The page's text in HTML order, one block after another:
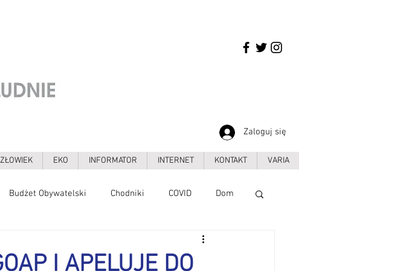
Zaloguj się
EKO INFORMATOR INTERNET KONTAKT VARIA
Budżet Obywatelski Chodniki COVID Dom
I APELUJE DO